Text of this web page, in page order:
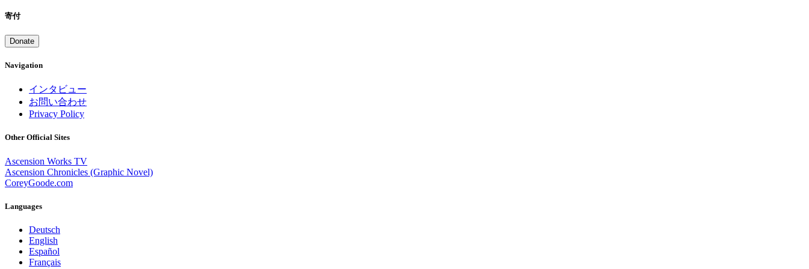
寄付
Donate
Navigation
インタビュー
お問い合わせ
Privacy Policy
Other Official Sites
Ascension Works TV
Ascension Chronicles (Graphic Novel)
CoreyGoode.com
Languages
Deutsch
English
Español
Français